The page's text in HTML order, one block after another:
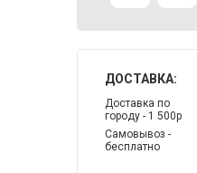
ДОСТАВКА:
Доставка по
городу - 1 500р
Самовывоз -
бесплатно